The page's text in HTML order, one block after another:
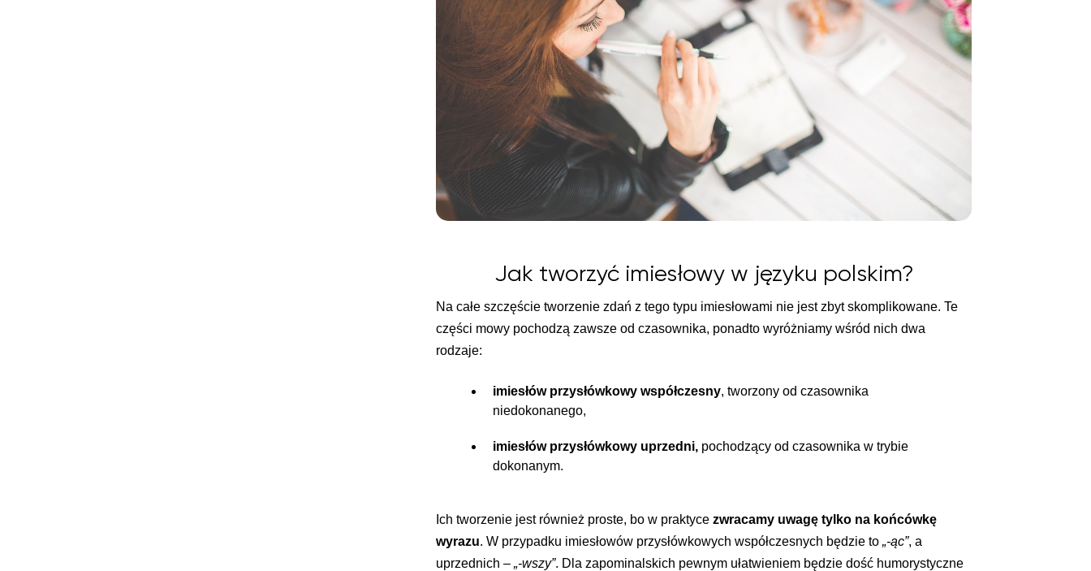
Jak tworzyć imiesłowy w języku polskim?
Na całe szczęście tworzenie zdań z tego typu imiesłowami nie jest zbyt skomplikowane. Te
części mowy pochodzą zawsze od czasownika, ponadto wyróżniamy wśród nich dwa
rodzaje:
imiesłów przysłówkowy współczesny, tworzony od czasownika
niedokonanego,
imiesłów przysłówkowy uprzedni, pochodzący od czasownika w trybie
dokonanym.
Ich tworzenie jest również proste, bo w praktyce zwracamy uwagę tylko na końcówkę
wyrazu. W przypadku imiesłowów przysłówkowych współczesnych będzie to „-ąc”, a
uprzednich – „-wszy”. Dla zapominalskich pewnym ułatwieniem będzie dość humorystyczne